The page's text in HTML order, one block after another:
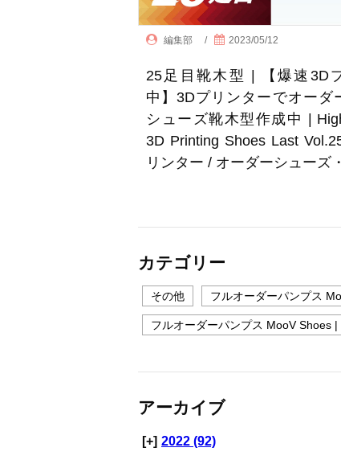
編集部 / 2023/05/12
25足目靴木型 | 【爆速3D
中】3Dプリンターでオーダ
シューズ靴木型作成中 |
3D Printing Shoes Last
リンター / オーダーシューズ
カテゴリー
その他 フルオーダーパンプス
フルオーダーパンプス MooV Shoes
アーカイブ
[+] 2022 (92)